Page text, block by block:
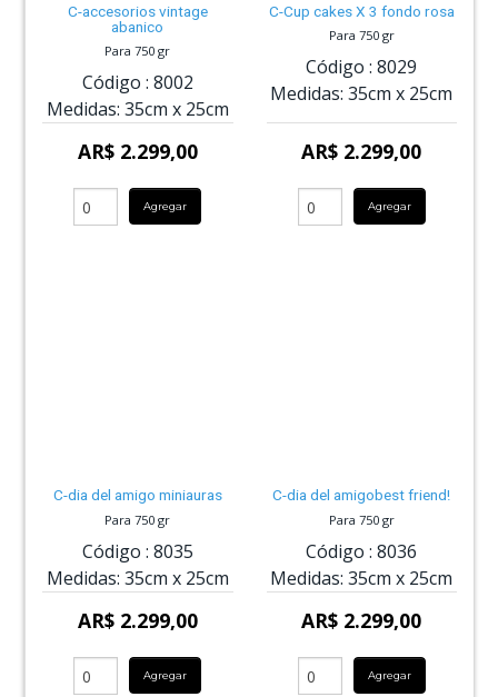
C-accesorios vintage
abanico
Para 750 gr
Código : 8002
Medidas: 35cm x 25cm
AR$ 2.299,00
Agregar
C-Cup cakes X 3 fondo rosa
Para 750 gr
Código : 8029
Medidas: 35cm x 25cm
AR$ 2.299,00
Agregar
C-dia del amigo miniauras
Para 750 gr
Código : 8035
Medidas: 35cm x 25cm
AR$ 2.299,00
Agregar
C-dia del amigobest friend!
Para 750 gr
Código : 8036
Medidas: 35cm x 25cm
AR$ 2.299,00
Agregar